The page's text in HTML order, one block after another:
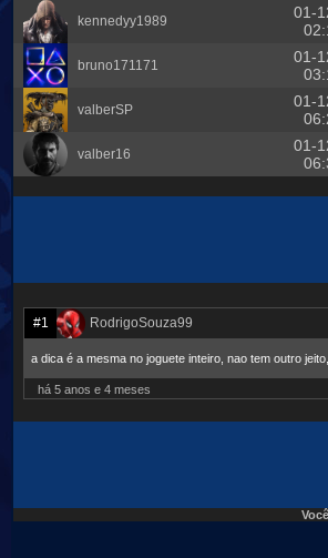
kennedyy1989
01-
bruno171171
01-
valberSP
01-
valber16
01-
#1 RodrigoSouza99
a dica é a mesma no joguete inteiro, nao tem outro
há 5 anos e 4 meses